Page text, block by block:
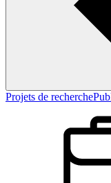
Projets de recherche